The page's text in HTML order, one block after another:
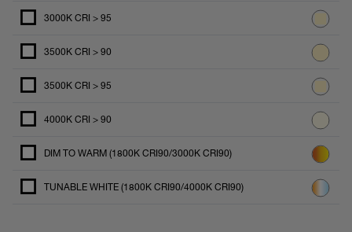
3000K CRI > 95
3500K CRI > 90
3500K CRI > 95
4000K CRI > 90
DIM TO WARM (1800K CRI90/3000K CRI90)
TUNABLE WHITE (1800K CRI90/4000K CRI90)